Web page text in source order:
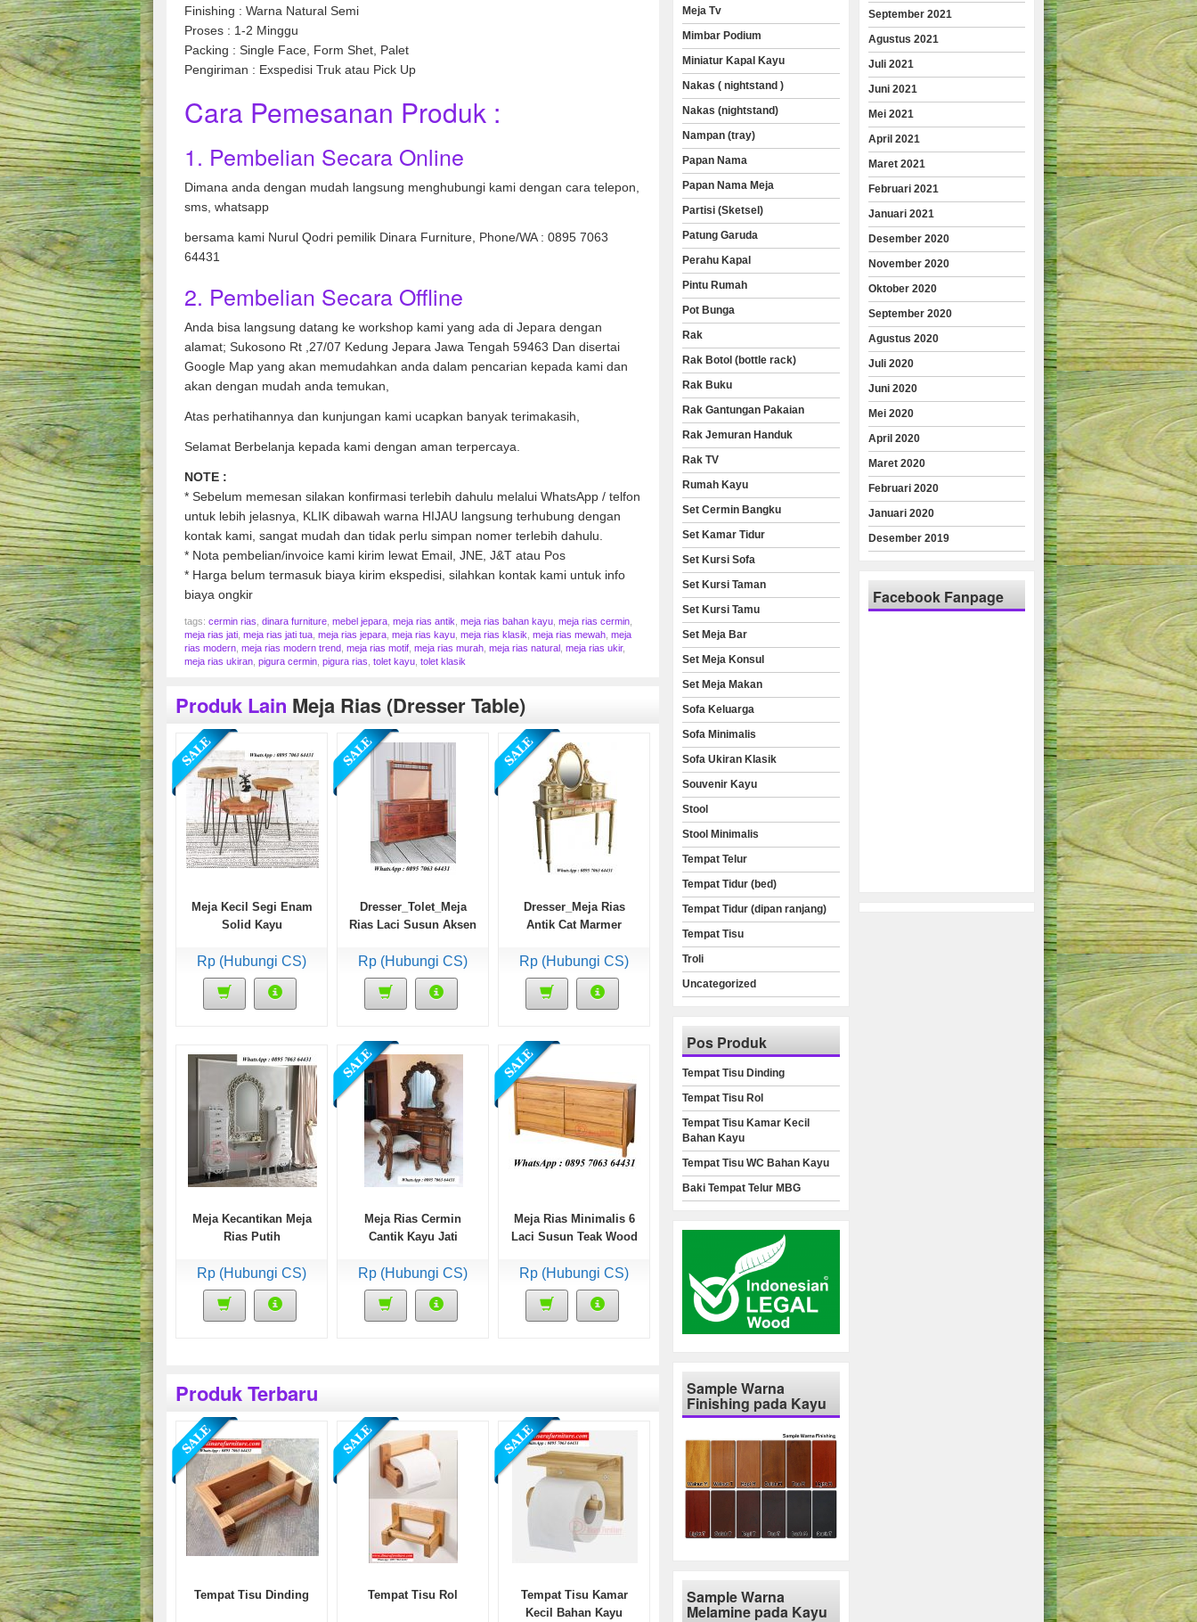
Finishing : Warna Natural Semi
Proses : 1-2 Minggu
Packing : Single Face, Form Shet, Palet
Pengiriman : Exspedisi Truk atau Pick Up
Cara Pemesanan Produk :
1. Pembelian Secara Online
Dimana anda dengan mudah langsung menghubungi kami dengan cara telepon,
sms, whatsapp
bersama kami Nurul Qodri pemilik Dinara Furniture, Phone/WA : 0895 7063
64431
2. Pembelian Secara Offline
Anda bisa langsung datang ke workshop kami yang ada di Jepara dengan
alamat; Sukosono Rt ,27/07 Kedung Jepara Jawa Tengah 59463 Dan disertai
Google Map yang akan memudahkan anda dalam pencarian kepada kami dan
akan dengan mudah anda temukan,
Atas perhatihannya dan kunjungan kami ucapkan banyak terimakasih,
Selamat Berbelanja kepada kami dengan aman terpercaya.
NOTE :
* Sebelum memesan silakan konfirmasi terlebih dahulu melalui WhatsApp / telfon
untuk lebih jelasnya, KLIK dibawah warna HIJAU langsung terhubung dengan
kontak kami, sangat mudah dan tidak perlu simpan nomer terlebih dahulu.
* Nota pembelian/invoice kami kirim lewat Email, JNE, J&T atau Pos
* Harga belum termasuk biaya kirim ekspedisi, silahkan kontak kami untuk info
biaya ongkir
tags: cermin rias dinara furniture mebel jepara meja rias antik meja rias bahan kayu meja rias cermin
meja rias jati meja rias jati tua meja rias jepara meja rias kayu meja rias klasik meja rias mewah meja
rias modern meja rias modern trend meja rias motif meja rias murah meja rias natural meja rias ukir,
meja rias ukiran pigura cermin pigura rias tolet kayu tolet klasik
Produk Lain Meja Rias (dresser Table)
Meja Kecil Segi Enam
Solid Kayu
Rp (Hubungi CS)
Dresser_Tolet_Meja
Rias Laci Susun Aksen
Rp (Hubungi CS)
Dresser_Meja Rias
Antik Cat Marmer
Rp (Hubungi CS)
Meja Kecantikan Meja
Rias Putih
Rp (Hubungi CS)
Meja Rias Cermin
Cantik Kayu Jati
Rp (Hubungi CS)
Meja Rias Minimalis 6
Laci Susun Teak Wood
Rp (Hubungi CS)
Produk Terbaru
Tempat Tisu Dinding Tempat Tisu Rol
Tempat Tisu Kamar
Kecil Bahan Kayu
Meja Tv
Mimbar Podium
Miniatur Kapal Kayu
Nakas ( nightstand )
Nakas (nightstand)
Nampan (tray)
Papan Nama
Papan Nama Meja
Partisi (Sketsel)
Patung Garuda
Perahu Kapal
Pintu Rumah
Pot Bunga
Rak
Rak Botol (bottle rack)
Rak Buku
Rak Gantungan Pakaian
Rak Jemuran Handuk
Rak TV
Rumah Kayu
Set Cermin Bangku
Set Kamar Tidur
Set Kursi Sofa
Set Kursi Taman
Set Kursi Tamu
Set Meja Bar
Set Meja Konsul
Set Meja Makan
Sofa Keluarga
Sofa Minimalis
Sofa Ukiran Klasik
Souvenir Kayu
Stool
Stool Minimalis
Tempat Telur
Tempat Tidur (bed)
Tempat Tidur (dipan ranjang)
Tempat Tisu
Troli
Uncategorized
Pos Produk
Tempat Tisu Dinding
Tempat Tisu Rol
Tempat Tisu Kamar Kecil
Bahan Kayu
Tempat Tisu WC Bahan Kayu
Baki Tempat Telur MBG
Sample Warna
Finishing pada Kayu
Sample Warna
Melamine pada Kayu
September 2021
Agustus 2021
Juli 2021
Juni 2021
Mei 2021
April 2021
Maret 2021
Februari 2021
Januari 2021
Desember 2020
November 2020
Oktober 2020
September 2020
Agustus 2020
Juli 2020
Juni 2020
Mei 2020
April 2020
Maret 2020
Februari 2020
Januari 2020
Desember 2019
Facebook Fanpage